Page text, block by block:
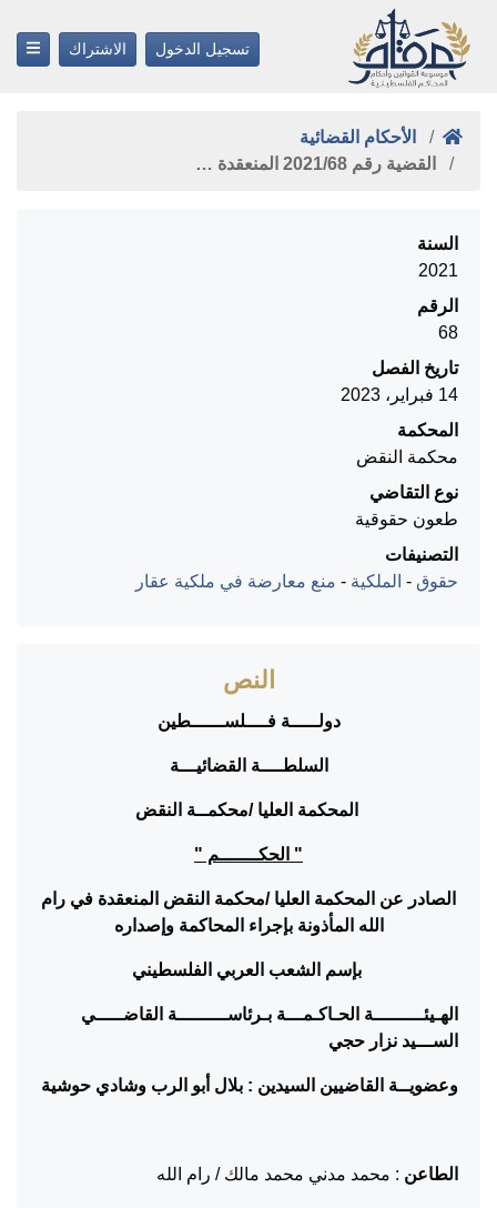
تسجيل الدخول الاشتراك
الأحكام القضائية
القضية رقم ‎68‏/‎2021‏ المنعقدة …
السنة
2021
الرقم
68
تاريخ الفصل
14 فبراير، 2023
المحكمة
محكمة النقض
نوع التقاضي
طعون حقوقية
التصنيفات
حقوق - الملكية - منع معارضة في ملكية عقار
النص
دولـــــة فــــلســــــطين
السلطــــة القضائيـــة
المحكمة العليا /محكمــة النقض
" الحكـــــــم "
الصادر عن المحكمة العليا /محكمة النقض المنعقدة في رام
الله المأذونة بإجراء المحاكمة وإصداره
بإسم الشعب العربي الفلسطيني
الهـيئـــــــــة الحـاكـمـــة بـرئاســـــــــة القاضـــــي
الســـيد نزار حجي
وعضويــة القاضيين السيدين : بلال أبو الرب وشادي حوشية
الطاعن : محمد مدني محمد مالك / رام الله